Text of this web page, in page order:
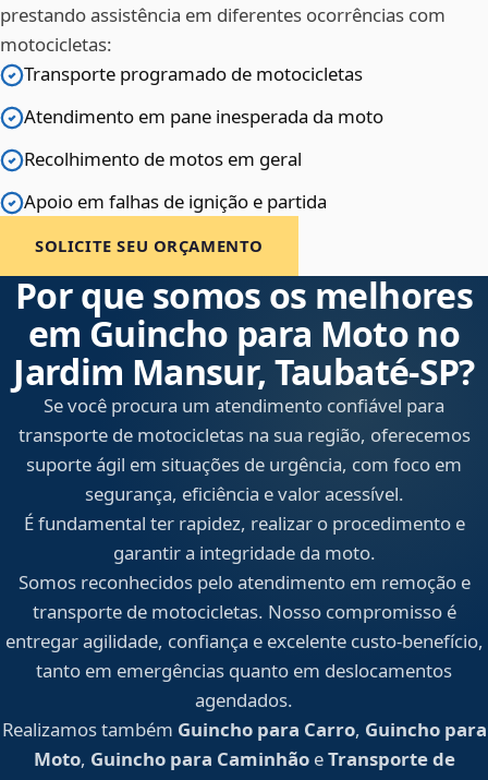
prestando assistência em diferentes ocorrências com
motocicletas:
Transporte programado de motocicletas
Atendimento em pane inesperada da moto
Recolhimento de motos em geral
Apoio em falhas de ignição e partida
SOLICITE SEU ORÇAMENTO
Por que somos os melhores
em Guincho para Moto no
Jardim Mansur, Taubaté‑SP?
Se você procura um atendimento confiável para
transporte de motocicletas na sua região, oferecemos
suporte ágil em situações de urgência, com foco em
segurança, eficiência e valor acessível.
É fundamental ter rapidez, realizar o procedimento e
garantir a integridade da moto.
Somos reconhecidos pelo atendimento em remoção e
transporte de motocicletas. Nosso compromisso é
entregar agilidade, confiança e excelente custo-benefício,
tanto em emergências quanto em deslocamentos
agendados.
Realizamos também Guincho para Carro, Guincho para
Moto, Guincho para CaminhãoeTransporte de